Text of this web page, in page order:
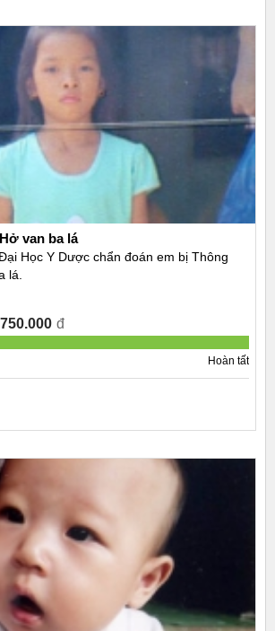
van ba lá
Học Y Dược chẩn đoán em bị Thông
lá.
đ
Hoàn tất